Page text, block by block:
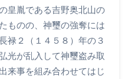
皇胤である吉野奥北山の
ものの、神璽の強奪には
禄２（１４５８）年の３
光が乱入して神璽盗み取
来事を組み合わせてはじ